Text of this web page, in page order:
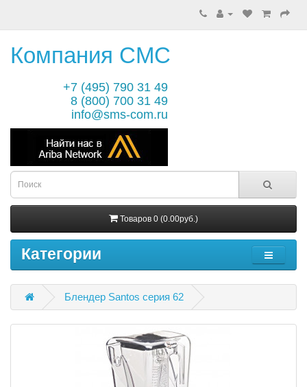
Компания СМС
+7 (495) 790 31 49
8 (800) 700 31 49
info@sms-com.ru
Товаров 0 (0.00руб.)
Категории
Блендер Santos серия 62